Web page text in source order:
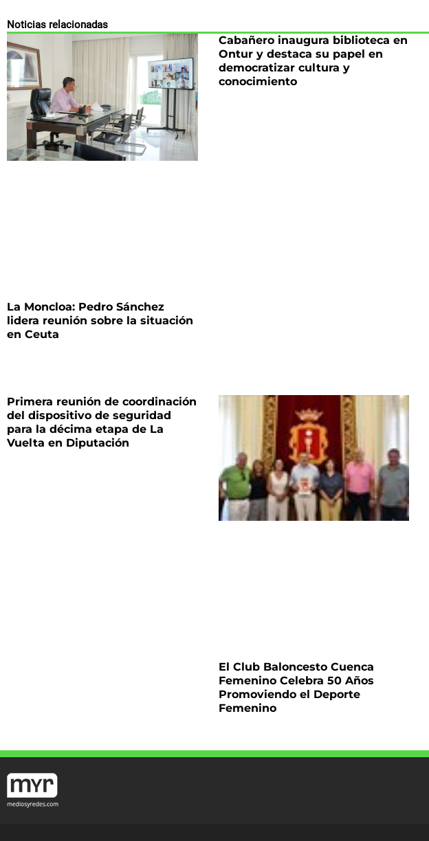
Noticias relacionadas
La Moncloa: Pedro Sánchez
lidera reunión sobre la situación
en Ceuta
Cabañero inaugura biblioteca en
Ontur y destaca su papel en
democratizar cultura y
conocimiento
Primera reunión de coordinación
del dispositivo de seguridad
para la décima etapa de La
Vuelta en Diputación
El Club Baloncesto Cuenca
Femenino Celebra 50 Años
Promoviendo el Deporte
Femenino